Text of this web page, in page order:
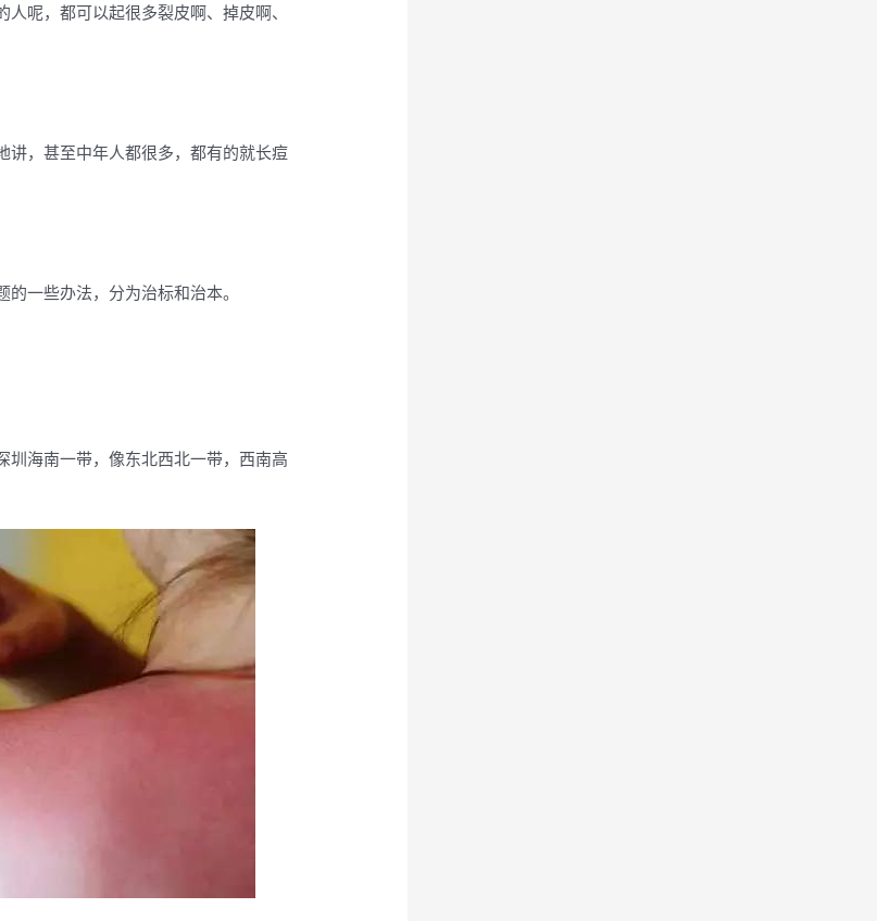
呢，都可以起很多裂皮啊、掉皮啊、
讲，甚至中年人都很多，都有的就长痘
一些办法，分为治标和治本。
圳海南一带，像东北西北一带，西南高